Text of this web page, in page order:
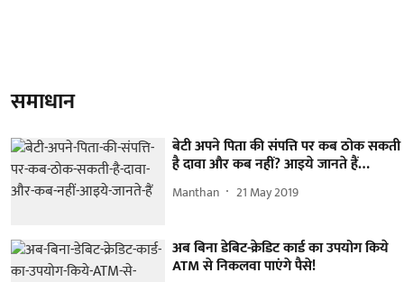
समाधान
बेटी अपने पिता की संपत्ति पर कब ठोक सकती
है दावा और कब नहीं? आइये जानते हैं…
Manthan 21 May 2019
अब बिना डेबिट-क्रेडिट कार्ड का उपयोग किये
ATM से निकलवा पाएंगे पैसे!